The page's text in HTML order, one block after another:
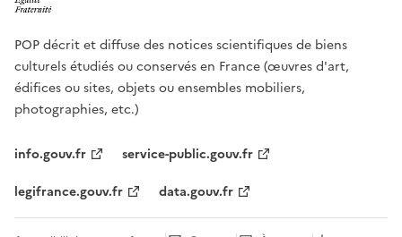
POP décrit et diffuse des notices scientifiques de biens
culturels étudiés ou conservés en France (œuvres d'art,
édifices ou sites, objets ou ensembles mobiliers,
photographies, etc.)
info.gouv.fr
service-public.gouv.fr
legifrance.gouv.fr
data.gouv.fr